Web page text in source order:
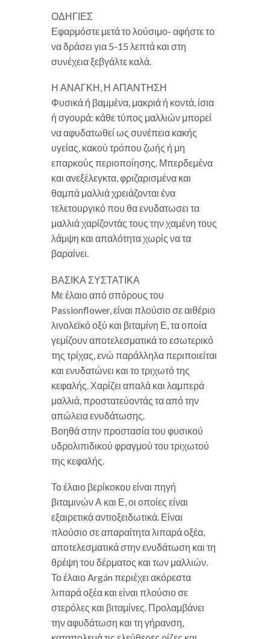
ΟΔΗΓΙΕΣ
Εφαρμόστε μετά το λούσιμο- αφήστε το
να δράσει για 5-15 λεπτά και στη
συνέχεια ξεβγάλτε καλά.
Η ΑΝΑΓΚΗ, Η ΑΠΑΝΤΗΣΗ
Φυσικά ή βαμμένα, μακριά ή κοντά, ίσια
ή σγουρά: κάθε τύπος μαλλιών μπορεί
να αφυδατωθεί ως συνέπεια κακής
υγείας, κακού τρόπου ζωής ή μη
επαρκούς περιοποίησης. Μπερδεμένα
και ανεξέλεγκτα, φριζαρισμένα και
θαμπά μαλλιά χρειάζονται ένα
τελετουργικό που θα ενυδατωσει τα
μαλλιά χαρίζοντάς τους την χαμένη τους
λάμψη και απαλότητα χωρίς να τα
βαραίνει.
ΒΑΣΙΚΑ ΣΥΣΤΑΤΙΚΑ
Με έλαιο από σπόρους του
Passionflower, είναι πλούσιο σε αιθέριο
λινολεϊκό οξύ και βιταμίνη Ε, τα οποία
γεμίζουν αποτελεσματικά το εσωτερικό
της τρίχας, ενώ παράλληλα περιποιείται
και ενυδατώνει και το τριχωτό της
κεφαλής. Χαρίζει απαλά και λαμπερά
μαλλιά, προστατεύοντάς τα από την
απώλεια ενυδάτωσης.
Βοηθά στην προστασία του φυσικού
υδρολιπιδικού φραγμού του τριχωτού
της κεφαλής.
Το έλαιο βερίκοκου είναι πηγή
βιταμινών Α και Ε, οι οποίες είναι
εξαιρετικά αντιοξειδωτικά. Είναι
πλούσιο σε απαραίτητα λιπαρά οξέα,
αποτελεσματικά στην ενυδάτωση και τη
θρέψη του δέρματος και των μαλλιών.
Το έλαιο Argán περιέχει ακόρεστα
λιπαρά οξέα και είναι πλούσιο σε
στερόλες και βιταμίνες. Προλαμβάνει
την αφυδάτωση και τη γήρανση,